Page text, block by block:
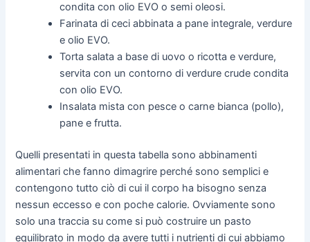
condita con olio EVO o semi oleosi.
Farinata di ceci abbinata a pane integrale, verdure
e olio EVO.
Torta salata a base di uovo o ricotta e verdure,
servita con un contorno di verdure crude condita
con olio EVO.
Insalata mista con pesce o carne bianca (pollo),
pane e frutta.
Quelli presentati in questa tabella sono abbinamenti
alimentari che fanno dimagrire perché sono semplici e
contengono tutto ciò di cui il corpo ha bisogno senza
nessun eccesso e con poche calorie. Ovviamente sono
solo una traccia su come si può costruire un pasto
equilibrato in modo da avere tutti i nutrienti di cui abbiamo